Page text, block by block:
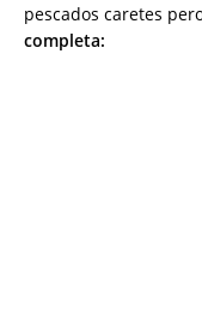
pescados caretes
completa: